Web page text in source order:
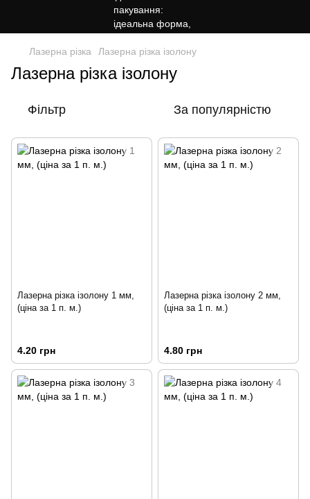
Лазерна різка Лазерна різка ізолону
Лазерна різка ізолону
Фільтр За популярністю
Лазерна різка ізолону 1 мм,
(ціна за 1 п. м.)
4.20 грн
Лазерна різка ізолону 2 мм,
(ціна за 1 п. м.)
4.80 грн